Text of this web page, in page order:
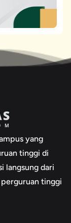
yang
tinggi di
langsung dari
tinggi